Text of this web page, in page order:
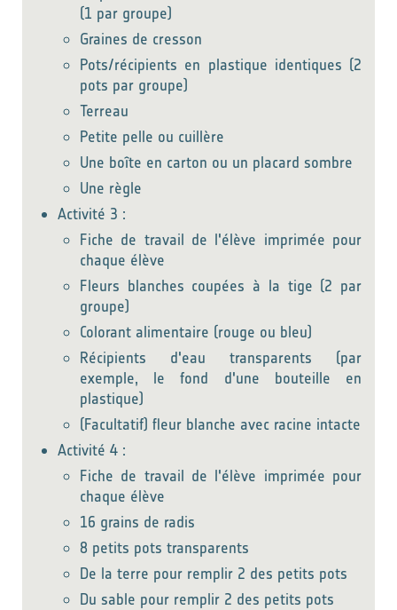
(1 par groupe)
Graines de cresson
Pots/récipients en plastique identiques (2
pots par groupe)
Terreau
Petite pelle ou cuillère
Une boîte en carton ou un placard sombre
Une règle
Activité 3 :
Fiche de travail de l'élève imprimée pour
chaque élève
Fleurs blanches coupées à la tige (2 par
groupe)
Colorant alimentaire (rouge ou bleu)
Récipients d'eau transparents (par
exemple, le fond d'une bouteille en
plastique)
(Facultatif) fleur blanche avec racine intacte
Activité 4 :
Fiche de travail de l'élève imprimée pour
chaque élève
16 grains de radis
8 petits pots transparents
De la terre pour remplir 2 des petits pots
Du sable pour remplir 2 des petits pots